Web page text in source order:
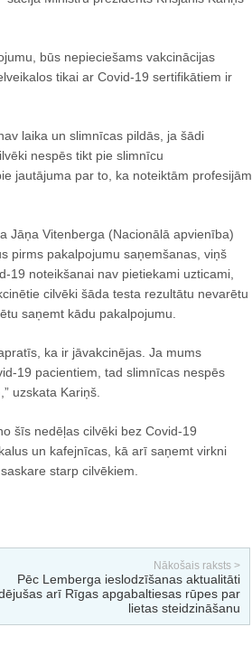
būs nepieciešams vakcinācijas
tikai ar Covid-19 sertifikātiem ir
laika un slimnīcas pildās, ja šādi
nespēs tikt pie slimnīcu
jautājuma par to, ka noteiktām profesijām
Jāņa Vitenberga (Nacionālā apvienība)
pirms pakalpojumu saņemšanas, viņš
19 noteikšanai nav pietiekami uzticami,
cilvēki šāda testa rezultātu nevarētu
saņemt kādu pakalpojumu.
ka ir jāvakcinējas. Ja mums
19 pacientiem, tad slimnīcas nespēs
uzskata Kariņš.
šīs nedēļas cilvēki bez Covid-19
un kafejnīcas, kā arī saņemt virkni
starp cilvēkiem.
Nākošais raksts >
Pēc Lemberga ieslodzīšanas aktualitāti
arī Rīgas apgabaltiesas rūpes par
lietas steidzināšanu